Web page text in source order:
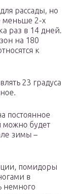
рассады, но
меньше 2-х
раз в 14 дней.
на 180
к
23 градуса
постоянное
можно будет
зимы –
помидоры
в
немного